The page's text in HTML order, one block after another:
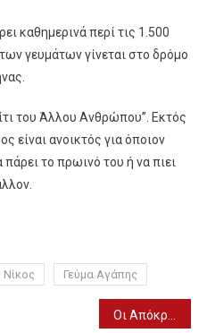
καθημερινά περί τις 1.500
γευμάτων γίνεται στο δρόμο
του Άλλου Ανθρώπου”. Εκτός
είναι ανοικτός για όποιον
πάρει το πρωινό του ή να πιει
Γεύμα Αγάπης